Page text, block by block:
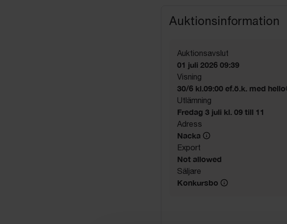
Auktionsinformation
Auktionsavslut
01 juli 2026 09:39
Visning
30/6 kl.09:00 ef.ö.k. med
Utlämning
Fredag 3 juli kl. 09 till 11
Adress
Nacka
Export
Not allowed
Säljare
Konkursbo